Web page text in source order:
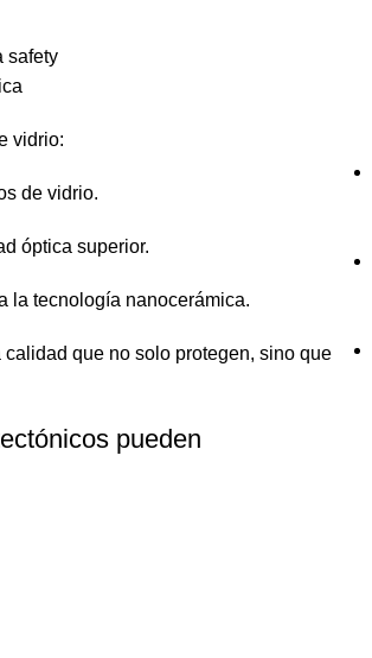
vidrio:
de vidrio.
óptica superior.
la tecnología nanocerámica.
que no solo protegen, sino que
pueden